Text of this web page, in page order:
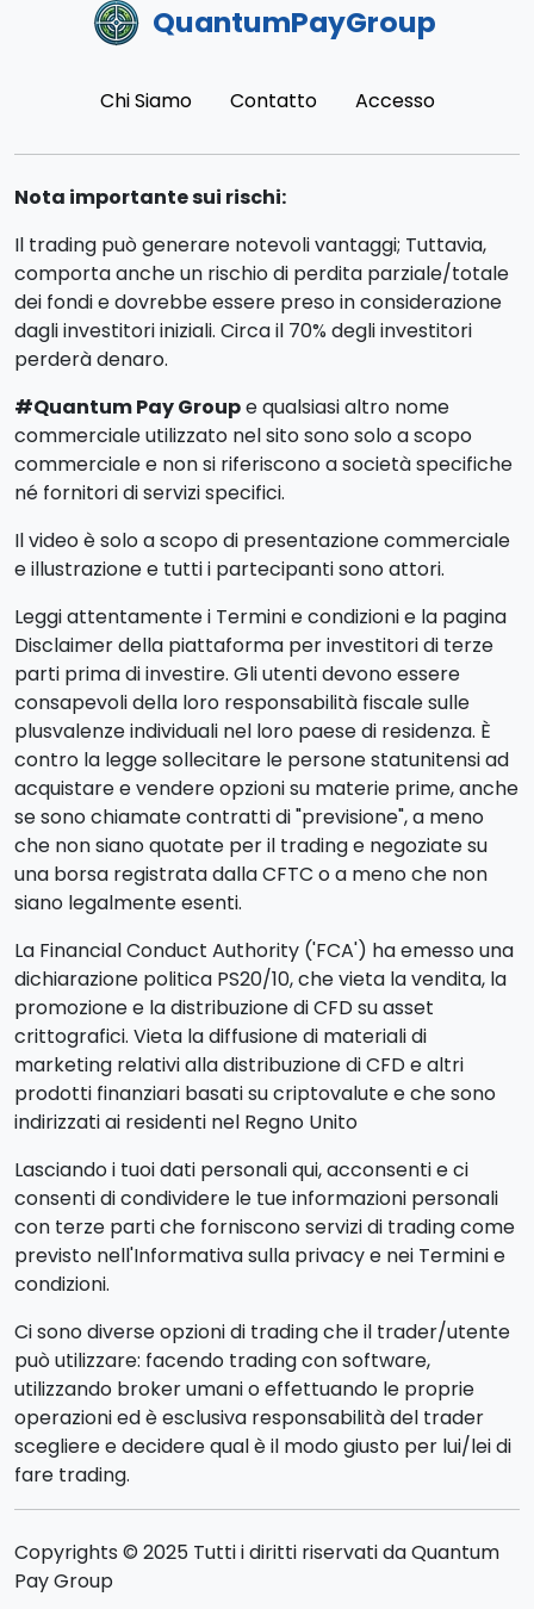
QuantumPayGroup
Chi Siamo Contatto Accesso
Nota importante sui rischi:
Il trading può generare notevoli vantaggi; Tuttavia,
comporta anche un rischio di perdita parziale/totale
dei fondi e dovrebbe essere preso in considerazione
dagli investitori iniziali. Circa il 70% degli investitori
perderà denaro.
#Quantum Pay Groupe qualsiasi altro nome
commerciale utilizzato nel sito sono solo a scopo
commerciale e non si riferiscono a società specifiche
né fornitori di servizi specifici.
Il video è solo a scopo di presentazione commerciale
e illustrazione e tutti i partecipanti sono attori.
Leggi attentamente i Termini e condizioni e la pagina
Disclaimer della piattaforma per investitori di terze
parti prima di investire. Gli utenti devono essere
consapevoli della loro responsabilità fiscale sulle
plusvalenze individuali nel loro paese di residenza. È
contro la legge sollecitare le persone statunitensi ad
acquistare e vendere opzioni su materie prime, anche
se sono chiamate contratti di "previsione", a meno
che non siano quotate per il trading e negoziate su
una borsa registrata dalla CFTC o a meno che non
siano legalmente esenti.
La Financial Conduct Authority ('FCA') ha emesso una
dichiarazione politica PS20/10, che vieta la vendita, la
promozione e la distribuzione di CFD su asset
crittografici. Vieta la diffusione di materiali di
marketing relativi alla distribuzione di CFD e altri
prodotti finanziari basati su criptovalute e che sono
indirizzati ai residenti nel Regno Unito
Lasciando i tuoi dati personali qui, acconsenti e ci
consenti di condividere le tue informazioni personali
con terze parti che forniscono servizi di trading come
previsto nell'Informativa sulla privacy e nei Termini e
condizioni.
Ci sono diverse opzioni di trading che il trader/utente
può utilizzare: facendo trading con software,
utilizzando broker umani o effettuando le proprie
operazioni ed è esclusiva responsabilità del trader
scegliere e decidere qual è il modo giusto per lui/lei di
fare trading.
Copyrights © 2025 Tutti i diritti riservati da Quantum
Pay Group